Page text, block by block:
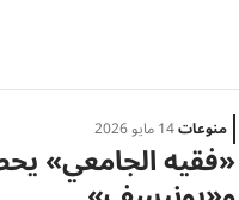
منوعات14 مايو 2026
«فقيه الجامعي»